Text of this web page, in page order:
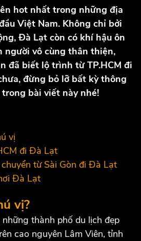
hot nhất trong những địa
Việt Nam. Không chỉ bởi
Đà Lạt còn có khí hậu ôn
người vô cùng thân thiện,
đã biết lộ trình từ TP.HCM đi
đừng bỏ lỡ bất kỳ thông
bài viết này nhé!
vị
đi Đà Lạt
từ Sài Gòn đi Đà Lạt
Đà Lạt
vị?
thành phố du lịch đẹp
cao nguyên Lâm Viên, tỉnh